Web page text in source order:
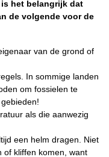
het belangrijk dat
de volgende voor de
van de grond of
In sommige landen
om fossielen te
als die aanwezig
een helm dragen. Niet
of kliffen komen, want